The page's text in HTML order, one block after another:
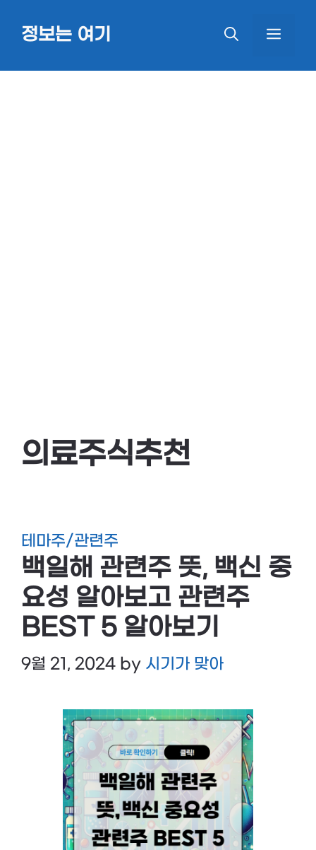
정보는 여기
의료주식추천
테마주/관련주
백일해 관련주 뜻, 백신 중
요성 알아보고 관련주
BEST 5 알아보기
9월 21, 2024 by 시기가 맞아